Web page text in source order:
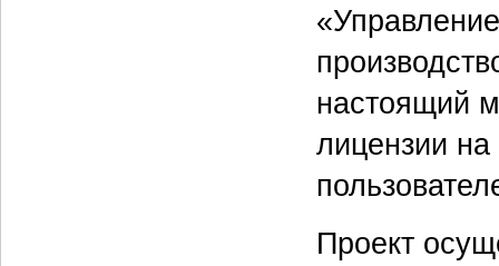
настоящий
лицензии
Проект